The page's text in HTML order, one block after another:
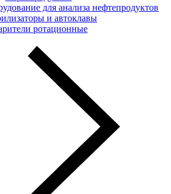
для анализа нефтепродуктов
и автоклавы
ротационные